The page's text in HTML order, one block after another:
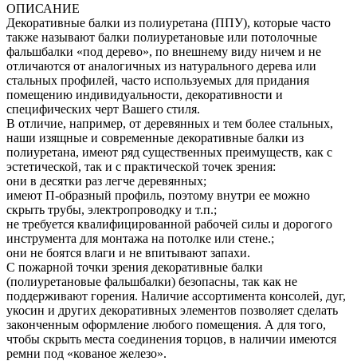
ОПИСАНИЕ
Декоративные балки из полиуретана (ППУ), которые часто
также называют балки полиуретановые или потолочные
фальшбалки «под дерево», по внешнему виду ничем и не
отличаются от аналогичных из натурального дерева или
стальных профилей, часто используемых для придания
помещению индивидуальности, декоративности и
специфических черт Вашего стиля.
В отличие, например, от деревянных и тем более стальных,
наши изящные и современные декоративные балки из
полиуретана, имеют ряд существенных преимуществ, как с
эстетической, так и с практической точек зрения:
они в десятки раз легче деревянных;
имеют П-образный профиль, поэтому внутри ее можно
скрыть трубы, электропроводку и т.п.;
не требуется квалифицированной рабочей силы и дорогого
инструмента для монтажа на потолке или стене.;
они не боятся влаги и не впитывают запахи.
С пожарной точки зрения декоративные балки
(полиуретановые фальшбалки) безопасны, так как не
поддерживают горения. Наличие ассортимента консолей, дуг,
укосин и других декоративных элементов позволяет сделать
законченным оформление любого помещения. А для того,
чтобы скрыть места соединения торцов, в наличии имеются
ремни под «кованое железо».